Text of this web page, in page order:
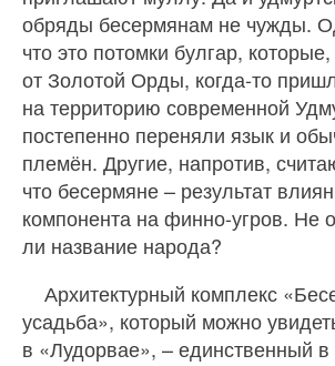
обряды бесермянам не чужды.
что это потомки булгар,
от Золотой Орды, когда‑то
на территорию современной
постепенно переняли язык и
племён. Другие, напротив,
что бесермяне – результат
компонента на финно-угров. Не
ли название народа?
Архитектурный комплекс
усадьба», который можно
в «Лудорвае», – единственный